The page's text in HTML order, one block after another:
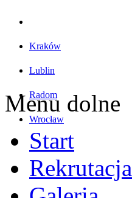
Kraków
Lublin
Radom
Wrocław
Menu dolne
Start
Rekrutacja